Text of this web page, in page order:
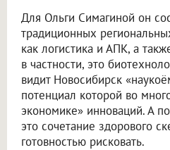
Для Ольги Симагиной он
традиционных
как логистика и АПК, а
в частности, это
видит Новосибирск
потенциал которой во
экономике» инноваций. А
это сочетание здорового
готовностью рисковать.